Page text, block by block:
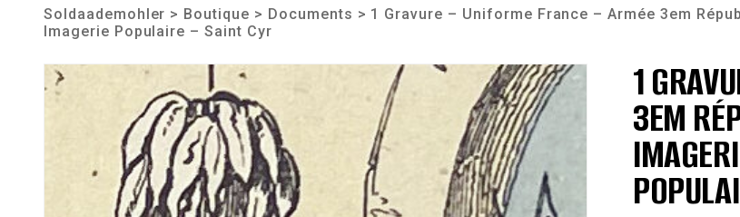
Soldaademohler > Boutique > Documents > 1 Gravure – Uniforme France – Armée 3em
Imagerie Populaire – Saint Cyr
1
3EM